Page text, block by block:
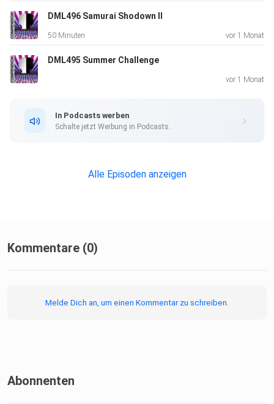
DML496 Samurai Shodown II
50 Minuten vor 1 Monat
DML495 Summer Challenge
vor 1 Monat
In Podcasts werben
Schalte jetzt Werbung in Podcasts.
Alle Episoden anzeigen
Kommentare (0)
Melde Dich an, um einen Kommentar zu schreiben.
Abonnenten